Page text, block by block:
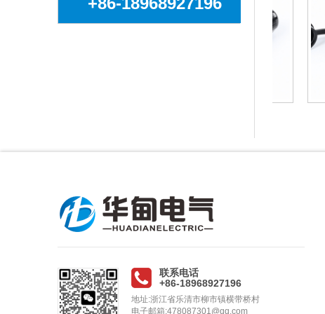
联系电话
+86-18968927196
地址:浙江省乐清市柳市镇横带桥村
电子邮箱:478087301@qq.com